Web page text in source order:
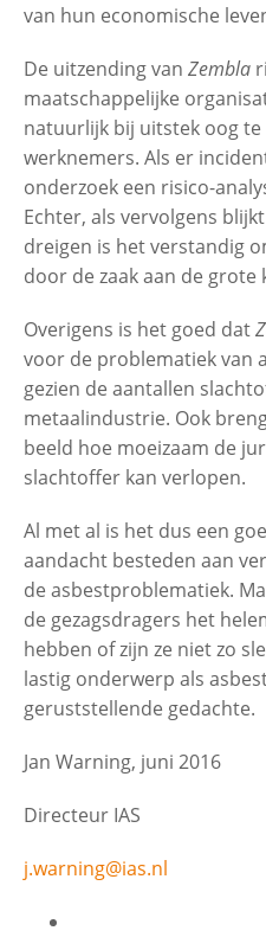
van hun economische
De uitzending van Zembla
maatschappelijke
natuurlijk bij uitstek oog
werknemers. Als er
onderzoek een risico-
Echter, als vervolgens
dreigen is het verstandig
door de zaak aan de grote
Overigens is het goed dat
voor de problematiek van
gezien de aantallen
metaalindustrie. Ook
beeld hoe moeizaam de
slachtoffer kan verlopen.
Al met al is het dus een
aandacht besteden aan
de asbestproblematiek.
de gezagsdragers het
hebben of zijn ze niet zo
lastig onderwerp als
geruststellende gedachte.
Jan Warning, juni 2016
Directeur IAS
j.warning@ias.nl